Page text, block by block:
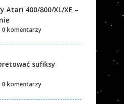
Atari 400/800/XL/XE –
0 komentarzy
sufiksy
0 komentarzy